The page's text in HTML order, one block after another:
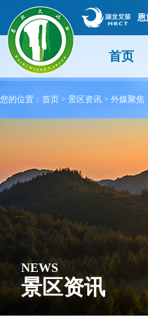
恩
首页
您的位置： 首页 > 景区资讯 > 外媒聚焦
NEWS
景区资讯